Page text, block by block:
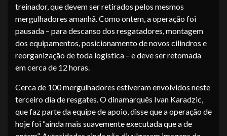
treinador, que devem ser retirados pelos mesmos
mergulhadores amanhã. Como ontem, a operação foi
pausada – para descanso dos resgatadores, montagem
dos equipamentos, posicionamento de novos cilindros e
reorganização de toda logística – e deve ser retomada
em cerca de 12 horas.
Cerca de 100 mergulhadores estiveram envolvidos neste
terceiro dia de resgates. O dinamarquês Ivan Karadzic,
que faz parte da equipe de apoio, disse que a operação de
hoje foi “ainda mais suavemente executada que a de